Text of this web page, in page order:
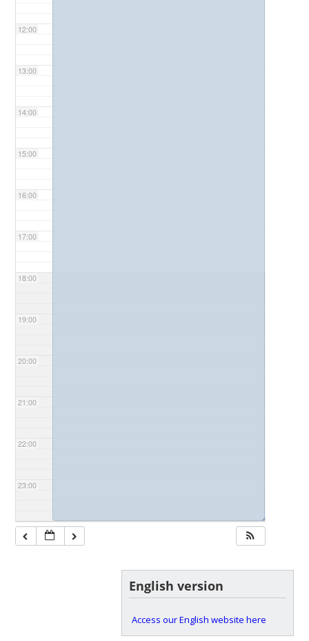
12:00
13:00
14:00
15:00
16:00
17:00
18:00
19:00
20:00
21:00
22:00
23:00
◢
English version
Access our English website here